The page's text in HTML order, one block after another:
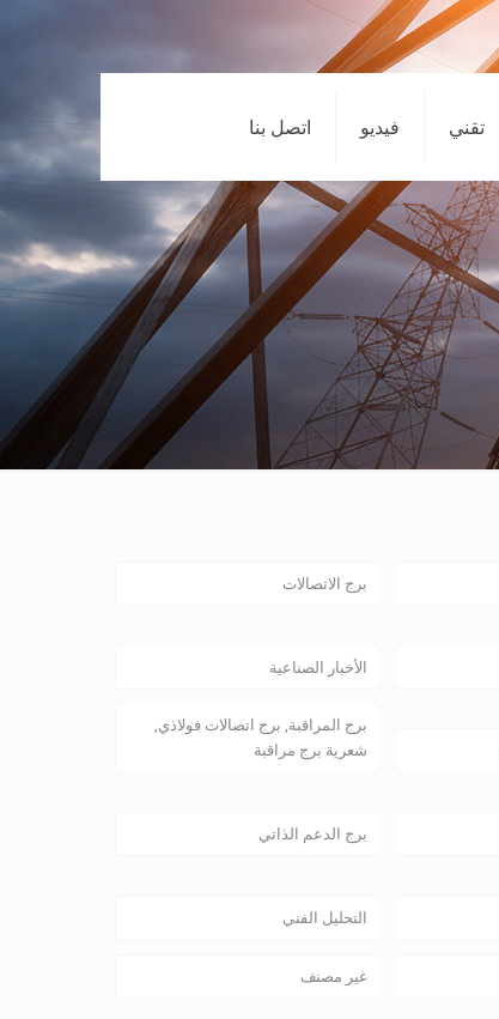
تقني فيديو اتصل بنا
برج الاتصالات
الأخبار الصناعية
برج المراقبة, برج اتصالات فولاذي,
شعرية برج مراقبة
برج الدعم الذاتي
التحليل الفني
غير مصنف